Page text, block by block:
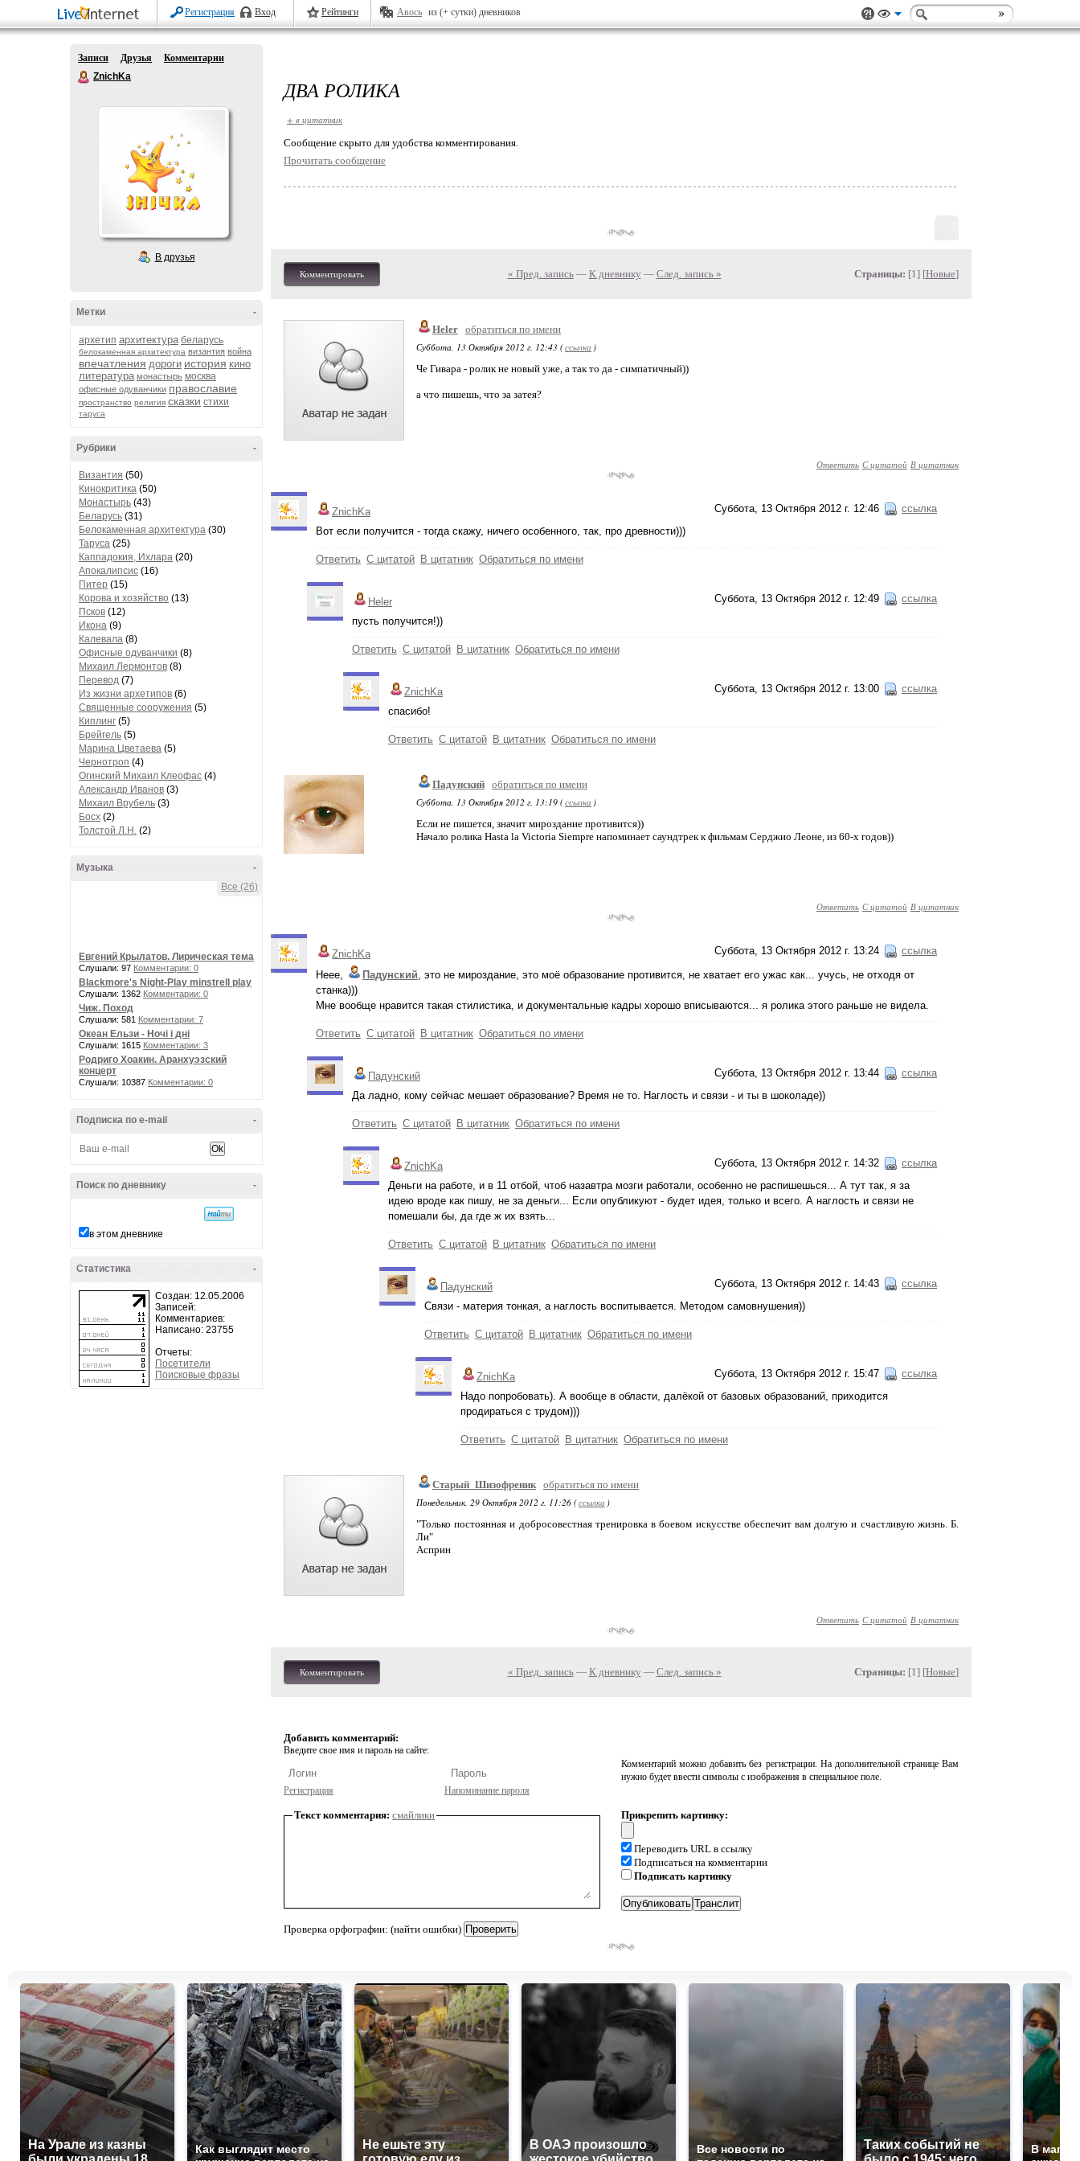
Регистрация Вход Рейтинги Авось из (+ сутки) дневников
Записи Друзья
Комментарии
ZnichKa
В друзья
-
Метки
архетип архитектура беларусь
белокаменная архитектура византия война
впечатления дороги история кино
литература монастырь москва
офисные одуванчики православие
пространство религия сказки стихи
таруса
-
Рубрики
Византия (50)
Кинокритика (50)
Монастырь (43)
Беларусь (31)
Белокаменная архитектура (30)
Таруса (25)
Каппадокия, Ихлара (20)
Апокалипсис (16)
Питер (15)
Корова и хозяйство (13)
Псков (12)
Икона (9)
Калевала (8)
Офисные одуванчики (8)
Михаил Лермонтов (8)
Перевод (7)
Из жизни архетипов (6)
Священные сооружения (5)
Киплинг (5)
Брейгель (5)
Марина Цветаева (5)
Чернотроп (4)
Огинский Михаил Клеофас (4)
Александр Иванов (3)
Михаил Врубель (3)
Босх (2)
Толстой Л.Н. (2)
-
Музыка
Все (26)
Евгений Крылатов. Лирическая тема
Слушали: 97 Комментарии: 0
Blackmore's Night-Play minstrell play
Слушали: 1362 Комментарии: 0
Чиж. Поход
Слушали: 581 Комментарии: 7
Океан Ельзи - Ночі і дні
Слушали: 1615 Комментарии: 3
Родриго Хоакин. Аранхуэзский
концерт
Слушали: 10387 Комментарии: 0
-
Подписка по e-mail
-
Поиск по дневнику
в этом дневнике
-
Статистика
Создан: 12.05.2006
Записей:
Комментариев:
Написано: 23755
Отчеты:
Посетители
Поисковые фразы
ДВА РОЛИКА
+ в цитатник
Cообщение скрыто для удобства комментирования.
Прочитать сообщение
Комментировать « Пред. запись— К дневнику — След. запись » Страницы: [1] [Новые]
Heler обратиться по имени
Суббота, 13 Октября 2012 г. 12:43 (ссылка )
Че Гивара - ролик не новый уже, а так то да - симпатичный))
а что пишешь, что за затея?
Ответить С цитатой В цитатник
Суббота, 13 Октября 2012 г. 12:46 ссылка
ZnichKa
Вот если получится - тогда скажу, ничего особенного, так, про древности)))
Ответить С цитатой В цитатник Обратиться по имени
Суббота, 13 Октября 2012 г. 12:49 ссылка
Heler
пусть получится!))
Ответить С цитатой В цитатник Обратиться по имени
Суббота, 13 Октября 2012 г. 13:00 ссылка
ZnichKa
спасибо!
Ответить С цитатой В цитатник Обратиться по имени
Падунский обратиться по имени
Суббота, 13 Октября 2012 г. 13:19 (ссылка )
Если не пишется, значит мироздание противится))
Начало ролика Hasta la Victoria Siempre напоминает саундтрек к фильмам Серджио Леоне, из 60-х годов))
Ответить С цитатой В цитатник
Суббота, 13 Октября 2012 г. 13:24 ссылка
ZnichKa
Неее,
Падунский, это не мироздание, это моё образование противится, не хватает его ужас как... учусь, не отходя от
станка)))
Мне вообще нравится такая стилистика, и документальные кадры хорошо вписываются... я ролика этого раньше не видела.
Ответить С цитатой В цитатник Обратиться по имени
Суббота, 13 Октября 2012 г. 13:44 ссылка
Падунский
Да ладно, кому сейчас мешает образование? Время не то. Наглость и связи - и ты в шоколаде))
Ответить С цитатой В цитатник Обратиться по имени
Суббота, 13 Октября 2012 г. 14:32 ссылка
ZnichKa
Деньги на работе, и в 11 отбой, чтоб назавтра мозги работали, особенно не распишешься... А тут так, я за
идею вроде как пишу, не за деньги... Если опубликуют - будет идея, только и всего. А наглость и связи не
помешали бы, да где ж их взять...
Ответить С цитатой В цитатник Обратиться по имени
Суббота, 13 Октября 2012 г. 14:43 ссылка
Падунский
Связи - материя тонкая, а наглость воспитывается. Методом самовнушения))
Ответить С цитатой В цитатник Обратиться по имени
Суббота, 13 Октября 2012 г. 15:47 ссылка
ZnichKa
Надо попробовать). А вообще в области, далёкой от базовых образований, приходится
продираться с трудом)))
Ответить С цитатой В цитатник Обратиться по имени
Старый_Шизофреник обратиться по имени
Понедельник, 29 Октября 2012 г. 11:26 (ссылка )
"Только постоянная и добросовестная тренировка в боевом искусстве обеспечит вам долгую и счастливую жизнь. Б.
Ли"
Асприн
Ответить С цитатой В цитатник
Комментировать « Пред. запись— К дневнику — След. запись » Страницы: [1] [Новые]
Добавить комментарий:
Введите свое имя и пароль на сайте:
Регистрация Напоминание пароля
Комментарий можно добавить без регистрации. На дополнительной странице Вам
нужно будет ввести символы с изображения в специальное поле.
Текст комментария: смайлики
Проверка орфографии: (найти ошибки)
Прикрепить картинку:
Переводить URL в ссылку
Подписаться на комментарии
Подписать картинку
На Урале из казны
Как выглядит место
Не ешьте эту
В ОАЭ произошло
Все новости по
Таких событий не
В